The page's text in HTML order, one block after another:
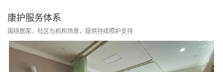
康护服务体系
围绕居家、社区与机构场景，提供持续照护支持